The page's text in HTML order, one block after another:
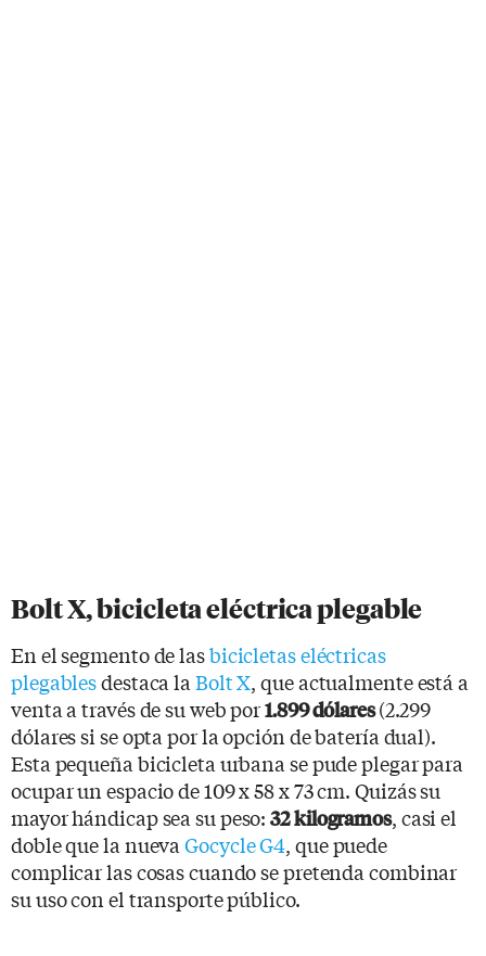
Bolt X, bicicleta eléctrica plegable
En el segmento de lasbicicletas eléctricas
plegablesdestaca la Bolt X, que actualmente está a
venta a través de su web por1.899 dólares(2.299
dólares si se opta por la opción de batería dual).
Esta pequeña bicicleta urbana se pude plegar para
ocupar un espacio de 109 x 58 x 73 cm. Quizás su
mayor hándicap sea su peso:32 kilogramos, casi el
doble que la nuevaGocycle G4, que puede
complicar las cosas cuando se pretenda combinar
su uso con el transporte público.